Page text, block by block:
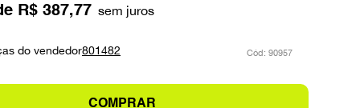
R$ 387,77
do vendedor801482 : 90957
COMPRAR